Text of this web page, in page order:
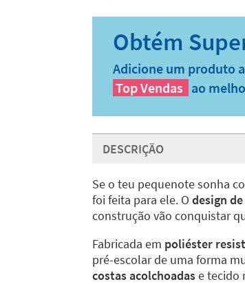
Adicione um produto
Top Vendas ao
DESCRIÇÃO
Se o teu pequenote sonha
foi feita para ele. O design
construção vão conquistar
Fabricada em poliéster
pré-escolar de uma forma
costas acolchoadase tecido